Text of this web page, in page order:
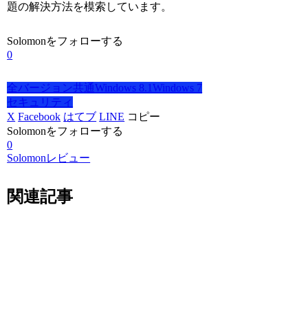
題の解決方法を模索しています。
Solomonをフォローする
0
全バージョン共通Windows 8.1Windows 7
セキュリティ
X Facebook はてブ LINE コピー
Solomonをフォローする
0
Solomonレビュー
関連記事